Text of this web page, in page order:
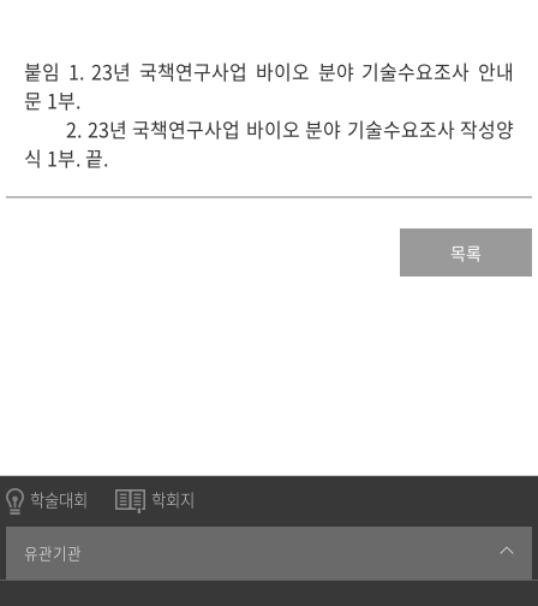
붙임 1. 23년 국책연구사업 바이오 분야 기술수요조사 안내
문 1부.
2. 23년 국책연구사업 바이오 분야 기술수요조사 작성양
식 1부. 끝.
목록
학술대회 학회지
유관기관